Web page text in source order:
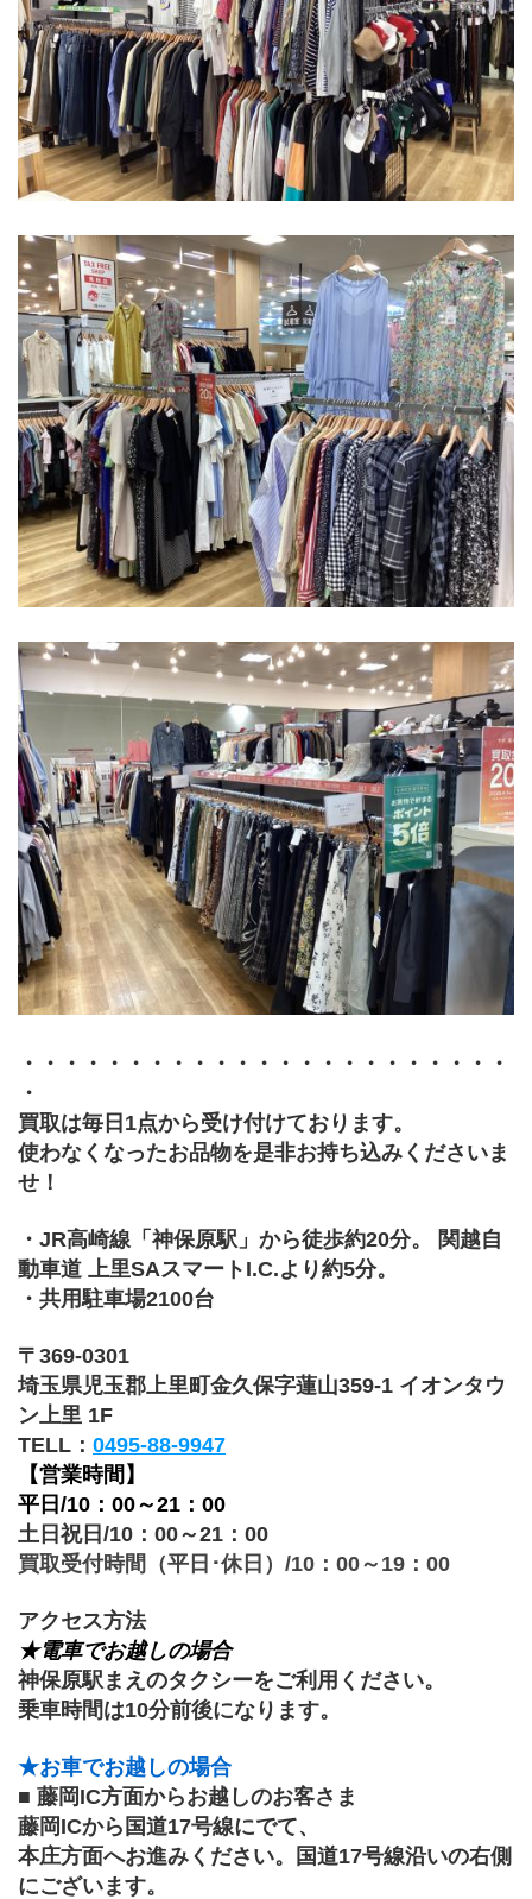
・・・・・・・・・・・・・・・・・・・・・・・
・
買取は毎日1点から受け付けております。
使わなくなったお品物を是非お持ち込みくださいま
せ！
・JR高崎線「神保原駅」から徒歩約20分。 関越自
動車道 上里SAスマートI.C.より約5分。
・共用駐車場2100台
〒369-0301
埼玉県児玉郡上里町金久保字蓮山359-1 イオンタウ
ン上里 1F
TELL： 0495-88-9947
【営業時間】
平日/10：00～21：00
土日祝日/10：00～21：00
買取受付時間（平日･休日）/10：00～19：00
アクセス方法
★電車でお越しの場合
神保原駅まえのタクシーをご利用ください。
乗車時間は10分前後になります。
★お車でお越しの場合
■ 藤岡IC方面からお越しのお客さま
藤岡ICから国道17号線にでて、
本庄方面へお進みください。国道17号線沿いの右側
にございます。